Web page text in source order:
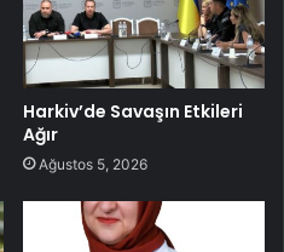
Harkiv’de Savaşın Etkileri
Ağır
Ağustos 5, 2026